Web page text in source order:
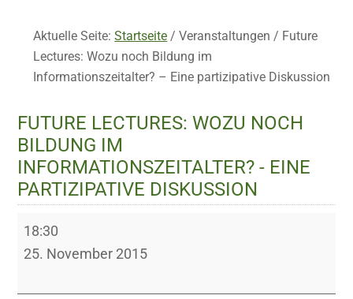
Aktuelle Seite:Startseite / Veranstaltungen/ Future
Lectures: Wozu noch Bildung im
Informationszeitalter? – Eine partizipative Diskussion
FUTURE LECTURES: WOZU NOCH
BILDUNG IM
INFORMATIONSZEITALTER? - EINE
PARTIZIPATIVE DISKUSSION
Future
Lectures:
noch
18:30
25. November 2015